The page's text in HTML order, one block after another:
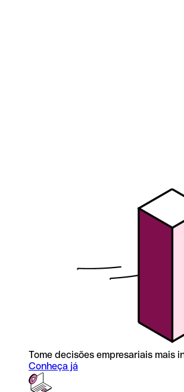
Tome decisões empresariais mais
Conheça já